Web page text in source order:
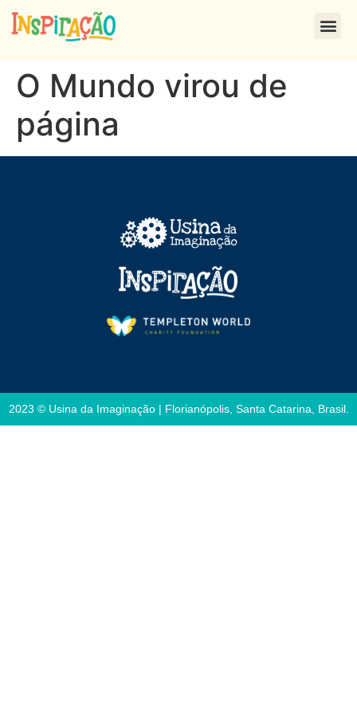
O Mundo virou de
página
2023 © Usina da Imaginação | Florianópolis, Santa Catarina, Brasil.